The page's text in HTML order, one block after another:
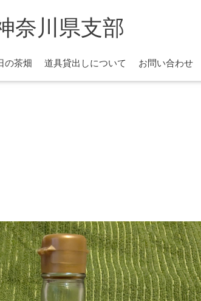
奈川県支部
の茶畑 道具貸出しについて お問い合わせ